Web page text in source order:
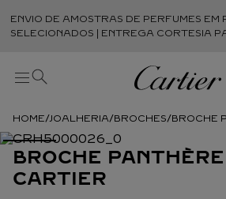
ENVIO DE AMOSTRAS DE PERFUMES EM
SELECIONADOS | ENTREGA CORTESIA
JOALHERIA BROCHES BROCHE
BROCHE
CARTIER